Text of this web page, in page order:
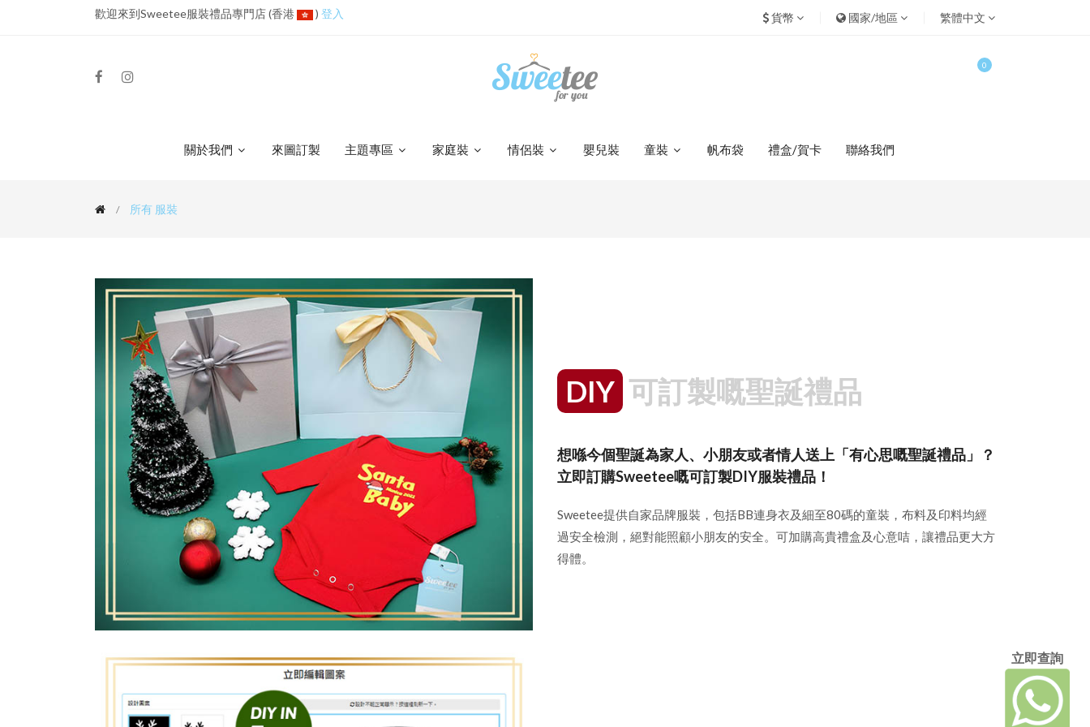
歡迎來到Sweetee服裝禮品專門店 (香港 ) 登入 貨幣 國家/地區 繁體中文
0
關於我們 來圖訂製 主題專區 家庭裝 情侶裝 嬰兒裝 童裝 帆布袋 禮盒/賀卡 聯絡我們
所有服裝
DIY 可訂製嘅聖誕禮品
想喺今個聖誕為家人、小朋友或者情人送上「有心思嘅聖誕禮品」？
立即訂購Sweetee嘅可訂製DIY服裝禮品！
Sweetee提供自家品牌服裝，包括BB連身衣及細至80碼的童裝，布料及印料均經
過安全檢測，絕對能照顧小朋友的安全。可加購高貴禮盒及心意咭，讓禮品更大方
得體。
立即查詢